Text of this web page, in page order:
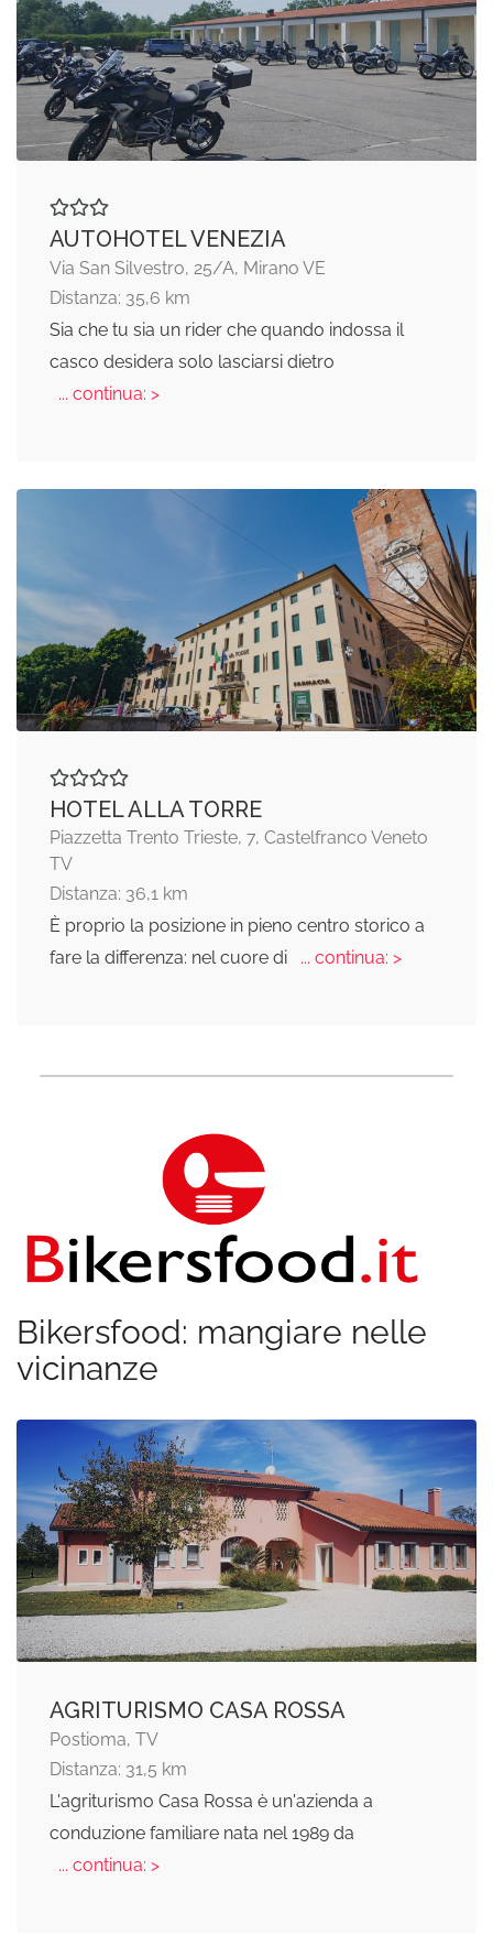
AUTOHOTEL VENEZIA
Via San Silvestro, 25/A, Mirano VE
Distanza: 35,6 km
Sia che tu sia un rider che quando indossa il
casco desidera solo lasciarsi dietro
... continua: >
HOTEL ALLA TORRE
Piazzetta Trento Trieste, 7, Castelfranco Veneto
TV
Distanza: 36,1 km
È proprio la posizione in pieno centro storico a
fare la differenza: nel cuore di
... continua: >
Bikersfood: mangiare nelle
vicinanze
AGRITURISMO CASA ROSSA
Postioma, TV
Distanza: 31,5 km
L'agriturismo Casa Rossa è un'azienda a
conduzione familiare nata nel 1989 da
... continua: >